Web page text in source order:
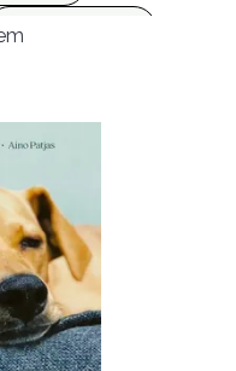
Ajakirjad (17)
(292)
(1773)